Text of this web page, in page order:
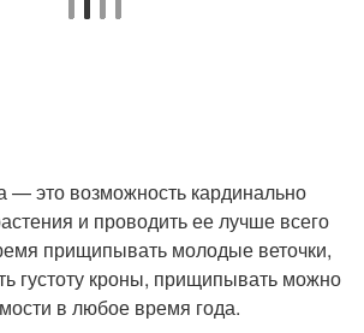
— это возможность кардинально
и проводить ее лучше всего
прищипывать молодые веточки,
густоту кроны, прищипывать можно
в любое время года.